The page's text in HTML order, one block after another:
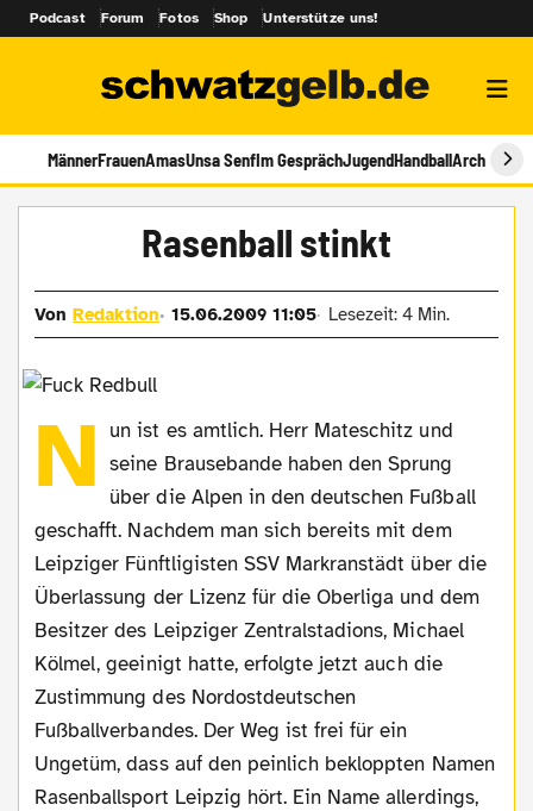
Podcast Forum Fotos Shop Unterstütze uns!
MännerFrauenAmasUnsa SenfIm GesprächJugendHandballArchiv
Rasenball stinkt
VonRedaktion 15.06.2009 11:05 Lesezeit: 4 Min.
N
un ist es amtlich. Herr Mateschitz und
seine Brausebande haben den Sprung
über die Alpen in den deutschen Fußball
geschafft. Nachdem man sich bereits mit dem
Leipziger Fünftligisten SSV Markranstädt über die
Überlassung der Lizenz für die Oberliga und dem
Besitzer des Leipziger Zentralstadions, Michael
Kölmel, geeinigt hatte, erfolgte jetzt auch die
Zustimmung des Nordostdeutschen
Fußballverbandes. Der Weg ist frei für ein
Ungetüm, dass auf den peinlich bekloppten Namen
Rasenballsport Leipzig hört. Ein Name allerdings,